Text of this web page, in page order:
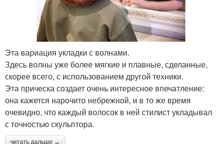
Эта вариация укладки с волнами.
Здесь волны уже более мягкие и плавные, сделанные,
скорее всего, с использованием другой техники.
Эта прическа создает очень интересное впечатление:
она кажется нарочито небрежной, и в то же время
очевидно, что каждый волосок в ней стилист укладывал
с точностью скульптора.
читать дальше →